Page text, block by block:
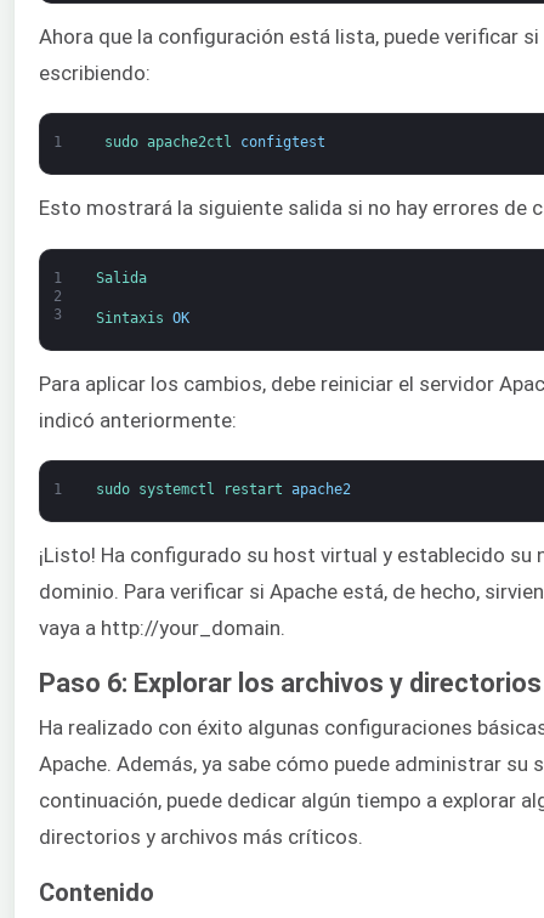
Ahora que la configuración está lista, puede verificar si
escribiendo:
1 sudo apache2ctl configtest
Esto mostrará la siguiente salida si no hay errores de
1
2
3
Salida
Sintaxis OK
Para aplicar los cambios, debe reiniciar el servidor
indicó anteriormente:
1 sudo systemctl restart apache2
¡Listo! Ha configurado su host virtual y establecido su
dominio. Para verificar si Apache está, de hecho,
vaya a http://your_domain.
Paso 6: Explorar los archivos y directorios
Ha realizado con éxito algunas configuraciones
Apache. Además, ya sabe cómo puede administrar su
continuación, puede dedicar algún tiempo a explorar
directorios y archivos más críticos.
Contenido